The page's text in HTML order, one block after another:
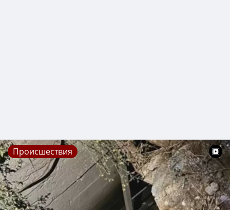
Происшествия